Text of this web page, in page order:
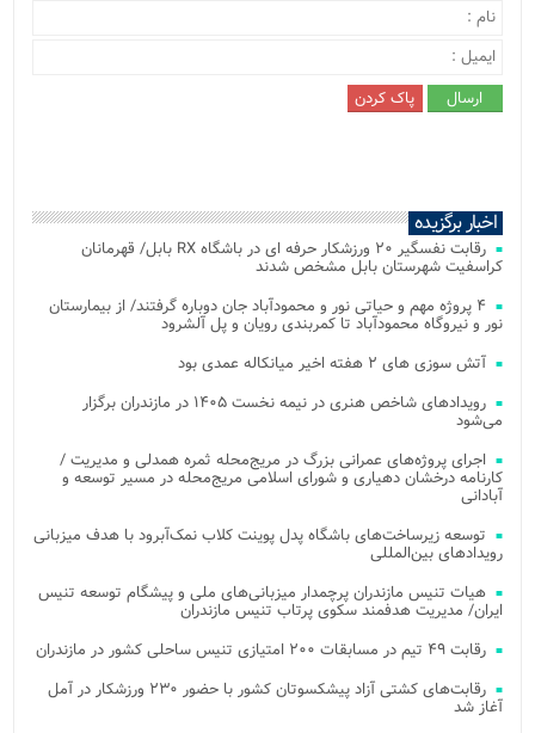
اخبار برگزیده
رقابت نفسگیر ۲۰ ورزشکار حرفه ای در باشگاه RX بابل/ قهرمانان
کراسفیت شهرستان بابل مشخص شدند
۴ پروژه مهم و حیاتی نور و محمودآباد جان دوباره گرفتند/ از بیمارستان
نور و نیروگاه محمودآباد تا کمربندی رویان و پل آلشرود
آتش‌ سوزی‌ های ۲ هفته اخیر میانکاله عمدی بود
رویدادهای شاخص هنری در نیمه نخست ۱۴۰۵ در مازندران برگزار
می‌شود
اجرای پروژه‌های عمرانی بزرگ در مریج‌محله ثمره همدلی و مدیریت /
کارنامه درخشان دهیاری و شورای اسلامی مریج‌محله در مسیر توسعه و
آبادانی
توسعه زیرساخت‌های باشگاه پدل پوینت کلاب نمک‌آبرود با هدف میزبانی
رویدادهای بین‌المللی
هیات تنیس مازندران پرچمدار میزبانی‌های ملی و پیشگام توسعه تنیس
ایران/ مدیریت هدفمند سکوی پرتاب تنیس مازندران
رقابت ۴۹ تیم در مسابقات ۲۰۰ امتیازی تنیس ساحلی کشور در مازندران
رقابت‌های کشتی آزاد پیشکسوتان کشور با حضور ۲۳۰ ورزشکار در آمل
آغاز شد